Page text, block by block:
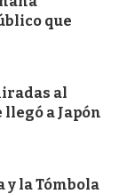
que
al
a Japón
y la Tómbola